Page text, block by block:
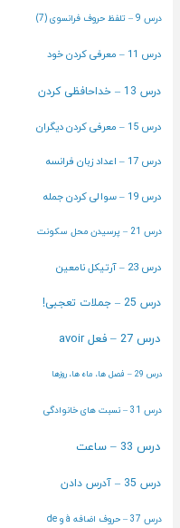
درس 9 – تلفظ حروف فرانسوی (7)
درس 11 – معرفی کردن خود
درس 13 – خداحافظی کردن
درس 15 – معرفی کردن دیگران
درس 17 – اعداد زبان فرانسه
درس 19 – سوالی کردن جمله
درس 21 – پرسیدن محل سکونت
درس 23 – آرتیکل نامعین
درس 25 – جملات تعجبی!
درس 27 – فعل avoir
درس 29 – فصل ها، ماه ها، روزها
درس 31 – نسبت های خانوادگی
درس 33 – ساعت
درس 35 – آدرس دادن
درس 37 – حروف اضافه à و de